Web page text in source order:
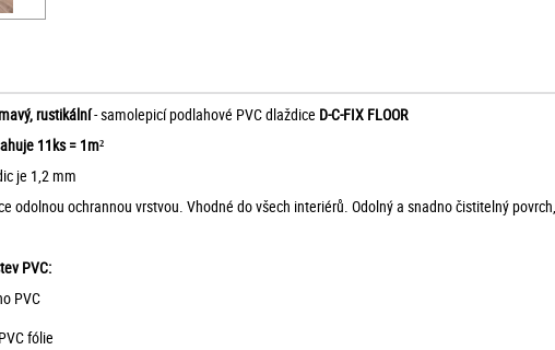
rustikální- samolepicí podlahové PVC dlaždice D-C-FIX FLOOR
11ks = 1m²
je 1,2 mm
odolnou ochrannou vrstvou. Vhodné do všech interiérů. Odolný a snadno čistitelný
PVC:
PVC
fólie